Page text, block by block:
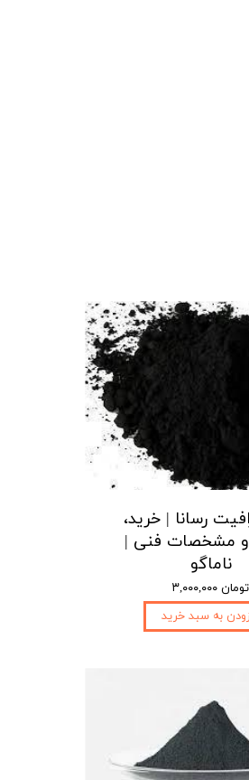
رسانا | خرید،
مشخصات فنی |
ناماگو
۳,۰۰۰,۰۰۰ تومان
به سبد خرید